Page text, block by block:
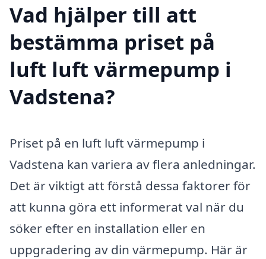
Vad hjälper till att
bestämma priset på
luft luft värmepump i
Vadstena?
Priset på en luft luft värmepump i
Vadstena kan variera av flera anledningar.
Det är viktigt att förstå dessa faktorer för
att kunna göra ett informerat val när du
söker efter en installation eller en
uppgradering av din värmepump. Här är